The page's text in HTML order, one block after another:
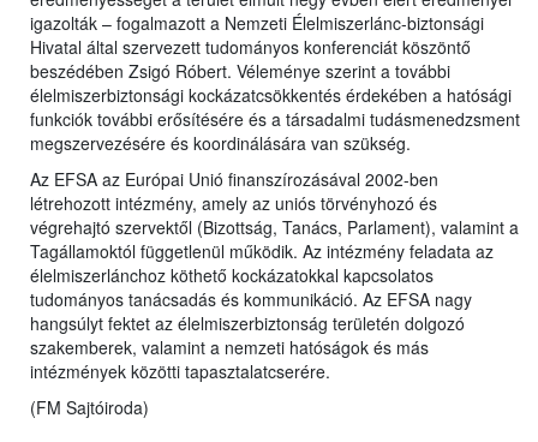
igazolták – fogalmazott a Nemzeti Élelmiszerlánc-biztonsági
Hivatal által szervezett tudományos konferenciát köszöntő
beszédében Zsigó Róbert. Véleménye szerint a további
élelmiszerbiztonsági kockázatcsökkentés érdekében a hatósági
funkciók további erősítésére és a társadalmi tudásmenedzsment
megszervezésére és koordinálására van szükség.
Az EFSA az Európai Unió finanszírozásával 2002-ben
létrehozott intézmény, amely az uniós törvényhozó és
végrehajtó szervektől (Bizottság, Tanács, Parlament), valamint a
Tagállamoktól függetlenül működik. Az intézmény feladata az
élelmiszerlánchoz köthető kockázatokkal kapcsolatos
tudományos tanácsadás és kommunikáció. Az EFSA nagy
hangsúlyt fektet az élelmiszerbiztonság területén dolgozó
szakemberek, valamint a nemzeti hatóságok és más
intézmények közötti tapasztalatcserére.
(FM Sajtóiroda)